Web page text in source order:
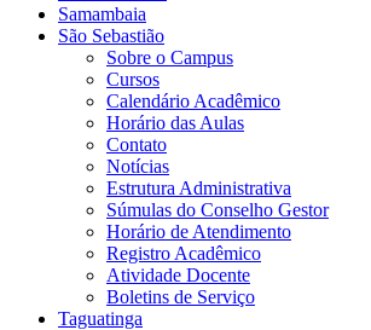
Samambaia
São Sebastião
Sobre o Campus
Cursos
Calendário Acadêmico
Horário das Aulas
Contato
Notícias
Estrutura Administrativa
Súmulas do Conselho Gestor
Horário de Atendimento
Registro Acadêmico
Atividade Docente
Boletins de Serviço
Taguatinga